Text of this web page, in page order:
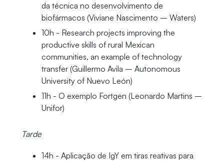
da técnica no desenvolvimento de
biofármacos (Viviane Nascimento – Waters)
10h - Research projects improving the
productive skills of rural Mexican
communities, an example of technology
transfer (Guillermo Avila – Autonomous
University of Nuevo León)
11h - O exemplo Fortgen (Leonardo Martins –
Unifor)
Tarde
14h - Aplicação de IgY em tiras reativas para